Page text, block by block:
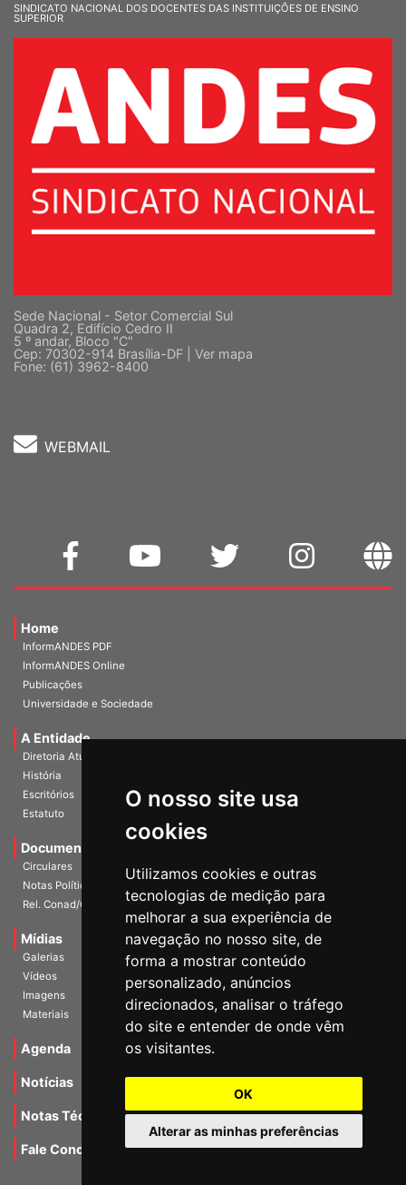
O nosso site usa
cookies
Utilizamos cookies e outras
tecnologias de medição para
melhorar a sua experiência de
navegação no nosso site, de
forma a mostrar conteúdo
personalizado, anúncios
direcionados, analisar o tráfego
do site e entender de onde vêm
os visitantes.
OK
Alterar as minhas preferências
SINDICATO NACIONAL DOS DOCENTES DAS INSTITUIÇÕES DE ENSINO
SUPERIOR
Sede Nacional - Setor Comercial Sul
Quadra 2, Edifício Cedro II
5 º andar, Bloco "C"
Cep: 70302-914 Brasília-DF | Ver mapa
Fone: (61) 3962-8400
WEBMAIL
Home
InformANDES PDF
InformANDES Online
Publicações
Universidade e Sociedade
A Entidade
Diretoria Atual
História
Escritórios
Estatuto
Documentos
Circulares
Notas Políticas
Rel. Conad/Congresso
Mídias
Galerias
Vídeos
Imagens
Materiais
Agenda
Notícias
Notas Técnicas
Fale Conocsco